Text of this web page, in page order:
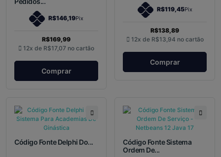
R$146,19Pix
R$169,99
12x de R$17,07 no cartão
Comprar
R$119,45Pix
R$138,89
12x de R$13,94 no cartão
Comprar
Código Fonte Delphi Do...
Código Fonte Sistema
Ordem De...